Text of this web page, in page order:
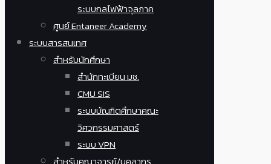
ระบบกลไฟฟ้าจุลภาค
ศูนย์ Entaneer Academy
ระบบสารสนเทศ
สำหรับนักศึกษา
สำนักทะเบียน มช.
CMU SIS
ระบบบัณฑิตศึกษาคณะ
วิศวกรรมศาสตร์
ระบบ VPN